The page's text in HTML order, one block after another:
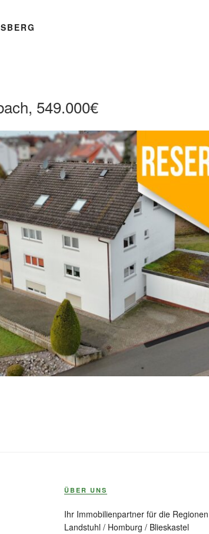
549.000€
ÜBER UNS
Ihr Immobilienpartner für die
Landstuhl / Homburg / Blieskastel